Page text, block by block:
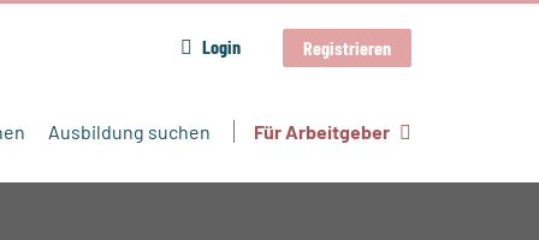
Login Registrieren
Ausbildung suchen Für Arbeitgeber